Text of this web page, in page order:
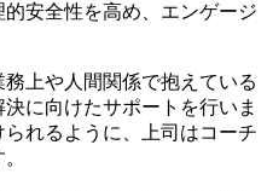
安全性を高め、エンゲージ
上や人間関係で抱えている
に向けたサポートを行いま
れるように、上司はコーチ